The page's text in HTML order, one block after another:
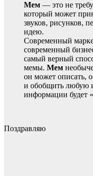
Мем — это не
который может
звуков, рисунков,
идею.
Современный
современный
самый верный
мемы. Мем
он может описать,
и обобщить любую
информации будет
Поздравляю